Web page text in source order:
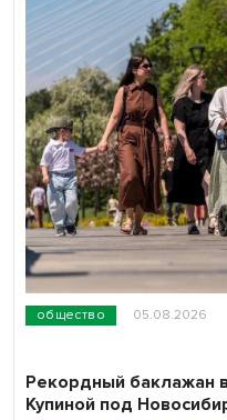
общество 05.08.2026
Рекордный баклажан
Купиной под